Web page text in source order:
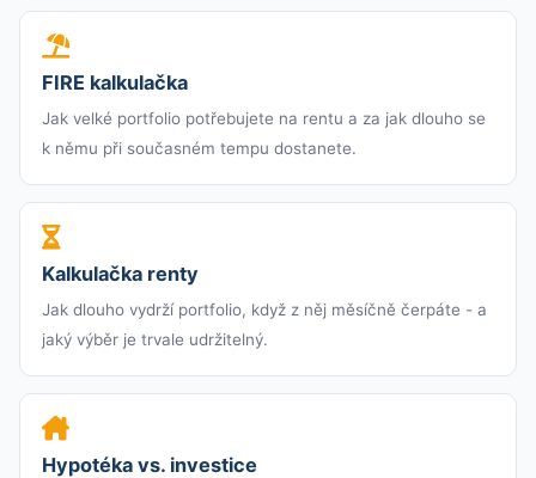
FIRE kalkulačka
Jak velké portfolio potřebujete na rentu a za jak dlouho se
k němu při současném tempu dostanete.
Kalkulačka renty
Jak dlouho vydrží portfolio, když z něj měsíčně čerpáte - a
jaký výběr je trvale udržitelný.
Hypotéka vs. investice